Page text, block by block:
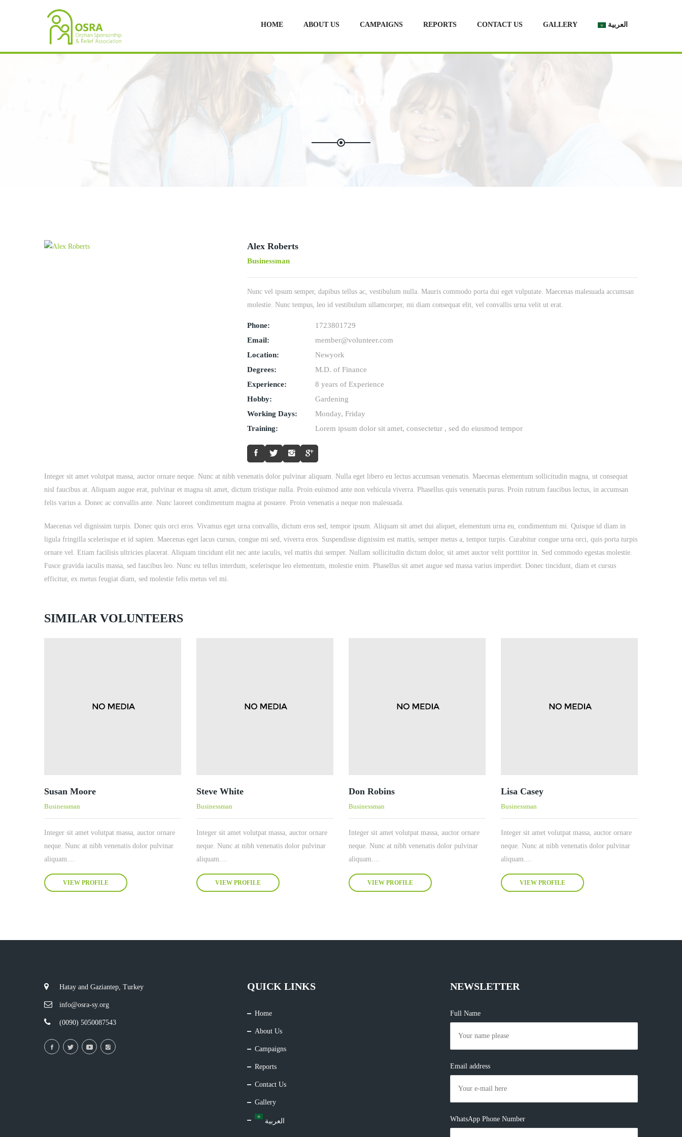
HOME ABOUT US CAMPAIGNS REPORTS CONTACT US GALLERY العربية
Alex Roberts
Home
Alex Roberts
Businessman
Nunc vel ipsum semper, dapibus tellus ac, vestibulum nulla. Mauris commodo porta dui eget vulputate. Maecenas malesuada accumsan
molestie. Nunc tempus, leo id vestibulum ullamcorper, mi diam consequat elit, vel convallis urna velit ut erat.
Phone:
1723801729
Email:
member@volunteer.com
Location:
Newyork
Degrees:
M.D. of Finance
Experience:
8 years of Experience
Hobby:
Gardening
Working Days:
Monday, Friday
Training:
Lorem ipsum dolor sit amet, consectetur , sed do eiusmod tempor
Integer sit amet volutpat massa, auctor ornare neque. Nunc at nibh venenatis dolor pulvinar aliquam. Nulla eget libero eu lectus accumsan venenatis. Maecenas elementum sollicitudin magna, ut consequat
nisl faucibus at. Aliquam augue erat, pulvinar et magna sit amet, dictum tristique nulla. Proin euismod ante non vehicula viverra. Phasellus quis venenatis purus. Proin rutrum faucibus lectus, in accumsan
felis varius a. Donec ac convallis ante. Nunc laoreet condimentum magna at posuere. Proin venenatis a neque non malesuada.
Maecenas vel dignissim turpis. Donec quis orci eros. Vivamus eget urna convallis, dictum eros sed, tempor ipsum. Aliquam sit amet dui aliquet, elementum urna eu, condimentum mi. Quisque id diam in
ligula fringilla scelerisque et id sapien. Maecenas eget lacus cursus, congue mi sed, viverra eros. Suspendisse dignissim est mattis, semper metus a, tempor turpis. Curabitur congue urna orci, quis porta turpis
ornare vel. Etiam facilisis ultricies placerat. Aliquam tincidunt elit nec ante iaculis, vel mattis dui semper. Nullam sollicitudin dictum dolor, sit amet auctor velit porttitor in. Sed commodo egestas molestie.
Fusce gravida iaculis massa, sed faucibus leo. Nunc eu tellus interdum, scelerisque leo elementum, molestie enim. Phasellus sit amet augue sed massa varius imperdiet. Donec tincidunt, diam et cursus
efficitur, ex metus feugiat diam, sed molestie felis metus vel mi.
SIMILAR VOLUNTEERS
Susan Moore
Businessman
Integer sit amet volutpat massa, auctor ornare
neque. Nunc at nibh venenatis dolor pulvinar
aliquam....
VIEW PROFILE
Steve White
Businessman
Integer sit amet volutpat massa, auctor ornare
neque. Nunc at nibh venenatis dolor pulvinar
aliquam....
VIEW PROFILE
Don Robins
Businessman
Integer sit amet volutpat massa, auctor ornare
neque. Nunc at nibh venenatis dolor pulvinar
aliquam....
VIEW PROFILE
Lisa Casey
Businessman
Integer sit amet volutpat massa, auctor ornare
neque. Nunc at nibh venenatis dolor pulvinar
aliquam....
VIEW PROFILE
Hatay and Gaziantep, Turkey
info@osra-sy.org
(0090) 5050087543
QUICK LINKS
Home
About Us
Campaigns
Reports
Contact Us
Gallery
العربية
NEWSLETTER
Full Name
Email address
WhatsApp Phone Number